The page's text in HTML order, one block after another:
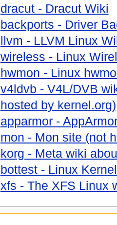
dracut - Dracut Wiki
backports - Driver
llvm - LLVM Linux
wireless - Linux
hwmon - Linux
v4ldvb - V4L/DVB
hosted by kernel.org)
apparmor -
mon - Mon site (not
korg - Meta wiki
bottest - Linux
xfs - The XFS Linux